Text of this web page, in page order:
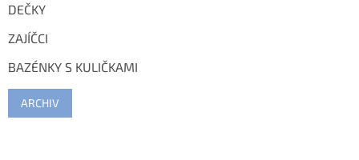
DEČKY
ZAJÍČCI
BAZÉNKY S KULIČKAMI
ARCHIV